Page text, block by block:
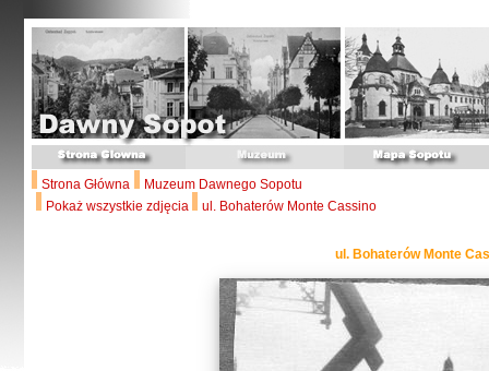
Strona Główna
Muzeum Dawnego Sopotu
Pokaż wszystkie zdjęcia
ul. Bohaterów Monte Cassino
ul. Bohaterów Monte